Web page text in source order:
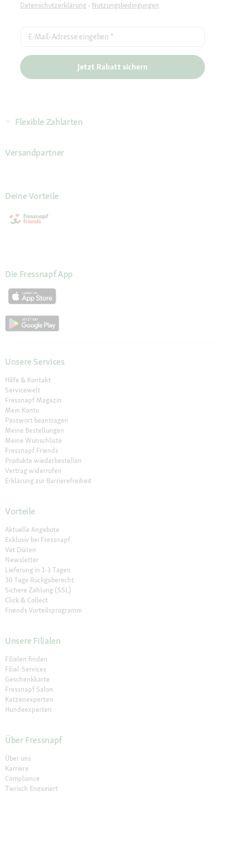
Datenschutzerklärung - Nutzungsbedingungen
E-Mail-Adresse eingeben *
Jetzt Rabatt sichern
Flexible Zahlarten
Versandpartner
Deine Vorteile
Die Fressnapf App
Unsere Services
Hilfe & Kontakt
Servicewelt
Fressnapf Magazin
Mein Konto
Passwort beantragen
Meine Bestellungen
Meine Wunschliste
Fressnapf Friends
Produkte wiederbestellen
Vertrag widerrufen
Erklärung zur Barrierefreiheit
Vorteile
Aktuelle Angebote
Exklusiv bei Fressnapf
Vet Diäten
Newsletter
Lieferung in 1-3 Tagen
30 Tage Rückgaberecht
Sichere Zahlung (SSL)
Click & Collect
Friends Vorteilsprogramm
Unsere Filialen
Filialen finden
Filial-Services
Geschenkkarte
Fressnapf Salon
Katzenexperten
Hundeexperten
Über Fressnapf
Über uns
Karriere
Compliance
Tierisch Engagiert